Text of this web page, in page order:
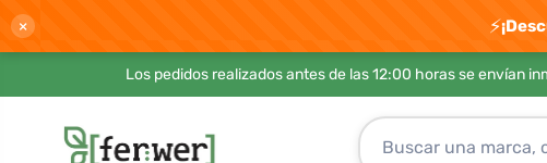
× ⚡
Los pedidos realizados antes de las 12:00 horas se envían